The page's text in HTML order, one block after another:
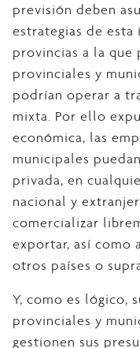
previsión deben
estrategias de
provincias a la que
provinciales y
podrían operar a
mixta. Por ello
económica, las
municipales
privada, en
nacional y
comercializar
exportar, así como
otros países o
Y, como es lógico,
provinciales y
gestionen sus